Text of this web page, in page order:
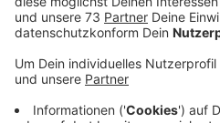
Veröffentlicht:Mittwoch,
Anzeige